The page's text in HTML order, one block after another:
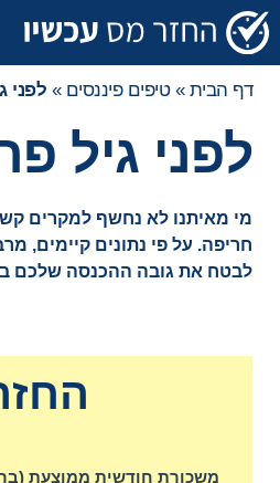
דף הבית »טיפים פיננסים » לפני
לפני גיל
מי מאיתנו לא נחשף למקרים
חריפה. על פי נתונים קיימים,
לבטח את גובה ההכנסה שלכם
משכורת חודשית ממוצעת